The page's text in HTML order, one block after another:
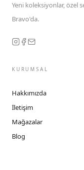
Yeni koleksiyonlar, özel
Bravo'da.
KURUMSAL
Hakkımızda
İletişim
Mağazalar
Blog